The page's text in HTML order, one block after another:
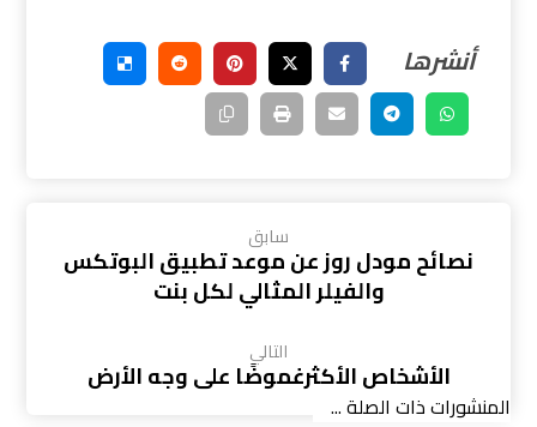
سابق
نصائح مودل روز عن موعد تطبيق البوتكس
والفيلر المثالي لكل بنت
التالي
الأشخاص الأكثرغموضًا على وجه الأرض
المنشورات ذات الصلة ...